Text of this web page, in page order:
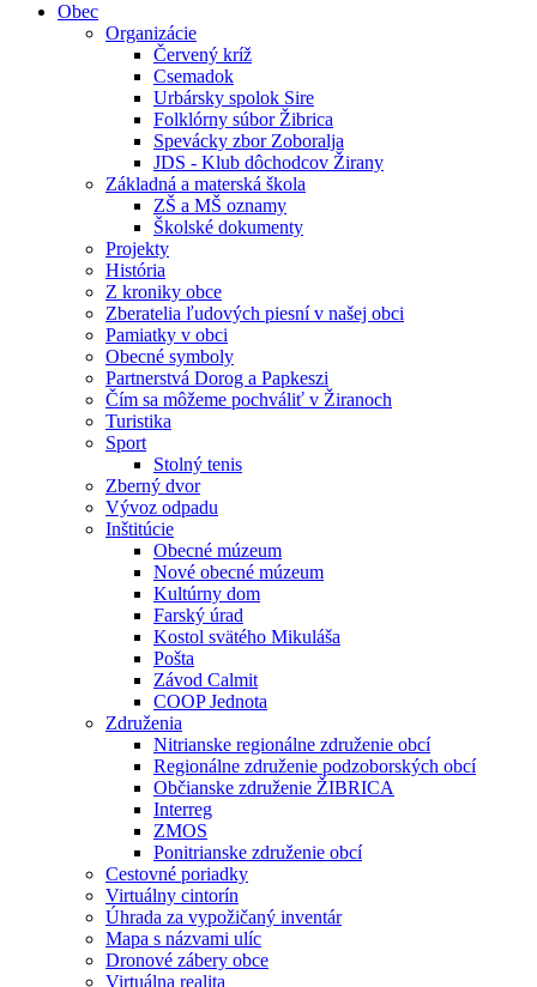
Obec
Organizácie
Červený kríž
Csemadok
Urbársky spolok Sire
Folklórny súbor Žibrica
Spevácky zbor Zoboralja
JDS - Klub dôchodcov Žirany
Základná a materská škola
ZŠ a MŠ oznamy
Školské dokumenty
Projekty
História
Z kroniky obce
Zberatelia ľudových piesní v našej obci
Pamiatky v obci
Obecné symboly
Partnerstvá Dorog a Papkeszi
Čím sa môžeme pochváliť v Žiranoch
Turistika
Sport
Stolný tenis
Zberný dvor
Vývoz odpadu
Inštitúcie
Obecné múzeum
Nové obecné múzeum
Kultúrny dom
Farský úrad
Kostol svätého Mikuláša
Pošta
Závod Calmit
COOP Jednota
Združenia
Nitrianske regionálne združenie obcí
Regionálne združenie podzoborských obcí
Občianske združenie ŽIBRICA
Interreg
ZMOS
Ponitrianske združenie obcí
Cestovné poriadky
Virtuálny cintorín
Úhrada za vypožičaný inventár
Mapa s názvami ulíc
Dronové zábery obce
Virtuálna realita